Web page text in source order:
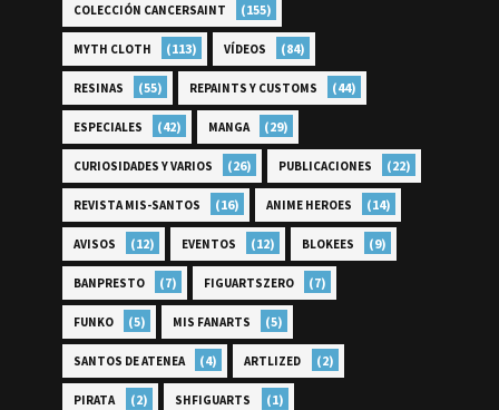
COLECCIÓN CANCERSAINT (155)
MYTH CLOTH (113) VÍDEOS (84)
RESINAS (55) REPAINTS Y CUSTOMS (44)
ESPECIALES (42) MANGA (29)
CURIOSIDADES Y VARIOS (26) PUBLICACIONES (22)
REVISTA MIS-SANTOS (16) ANIME HEROES (14)
AVISOS (12) EVENTOS (12) BLOKEES (9)
BANPRESTO (7) FIGUARTSZERO (7)
FUNKO (5) MIS FANARTS (5)
SANTOS DE ATENEA (4) ARTLIZED (2)
PIRATA (2) SHFIGUARTS (1)